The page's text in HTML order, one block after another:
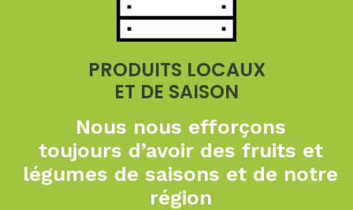
PRODUITS LOCAUX
ET DE SAISON
Nous nous efforçons
toujours d’avoir des fruits et
légumes de saisons et de notre
région